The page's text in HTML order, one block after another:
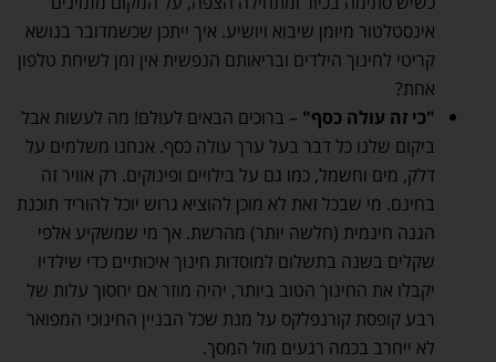
אינסטלטור מיומן שיבוא ויושיע. איך ייתכן שכשמדובר בנושא
קריטי לחינוך הילדים ובריאותם הנפשית אין זמן לשיחת טלפון
אחת?
"כי זה עולה כסף" – ברוכים הבאים לעולם! מה לעשות אבל
ביקום שלנו כל דבר בעל ערך עולה כסף. אנחנו משלמים על
דלק, מים וחשמל, כמו גם על בילויים ופינוקים. רק אוויר זה
בחינם. מי שבכל זאת לא מוכן להוציא גרוש יוכל להוריד תוכנת
הגנה חינמית (חלשה יותר) מהרשת. אך מי שמשקיע אלפי
שקלים בשנה בתשלום למוסדות חינוך איכותיים כדי שילדיו
יקבלו את החינוך הטוב ביותר, יהיה מוזר אם יחסוך עלות של
רבע קופסת קורנפלקס על מנת שכל הבניין החינוכי המפואר
לא ייחרב בכמה רגעים מול המסך.